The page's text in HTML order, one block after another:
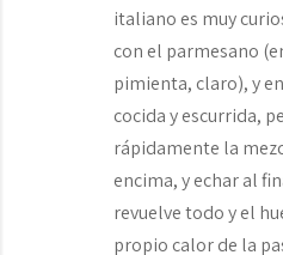
italiano es muy
con el parmesano
pimienta, claro), y
cocida y escurrida,
rápidamente la
encima, y echar al
revuelve todo y el
propio calor de la